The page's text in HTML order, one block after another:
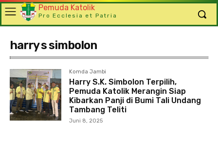
Pemuda Katolik
Pro Ecclesia et Patria
harry s simbolon
Komda Jambi
Harry S.K. Simbolon Terpilih,
Pemuda Katolik Merangin Siap
Kibarkan Panji di Bumi Tali Undang
Tambang Teliti
Juni 8, 2025